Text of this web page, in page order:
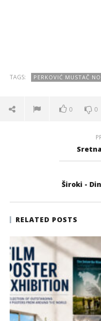
TAGS: PERKOVIĆ MUSTAČ
0 0
Široki -
RELATED POSTS